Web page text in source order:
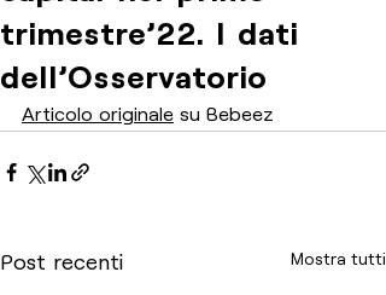
trimestre’22. I dati
dell’Osservatorio
Articolo originale su Bebeez
Post recenti Mostra tutti